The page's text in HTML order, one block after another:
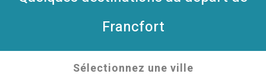
Francfort
Sélectionnez une ville